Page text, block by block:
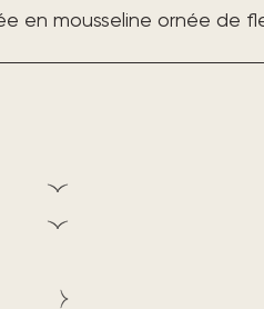
en mousseline ornée de